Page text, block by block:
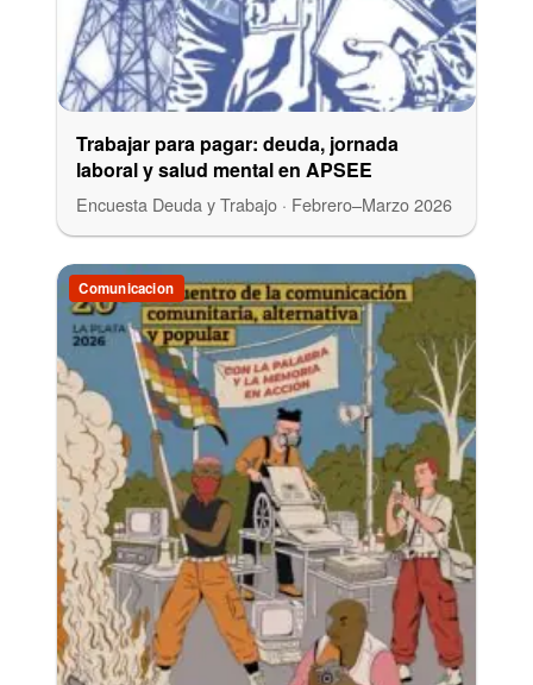
Trabajar para pagar: deuda, jornada
laboral y salud mental en APSEE
Encuesta Deuda y Trabajo · Febrero–Marzo 2026
Comunicacion